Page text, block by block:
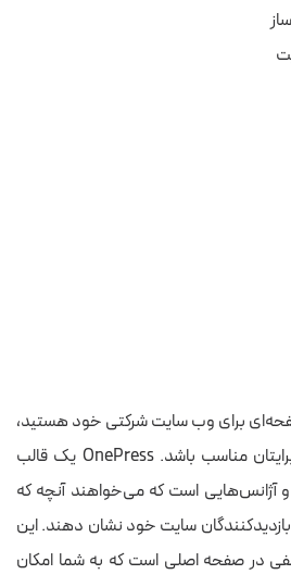
برای وب سایت شرکتی خود هستید،
قالب OnePress می‌تواند برایتان مناسب باشد. OnePress یک قالب
آژانس‌هایی است که می‌خواهند آنچه که
بازدیدکنندگان سایت خود نشان دهند. این
در صفحه اصلی است که به شما امکان